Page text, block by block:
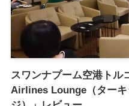
スワンナプーム空港トル
Airlines Lounge（ター